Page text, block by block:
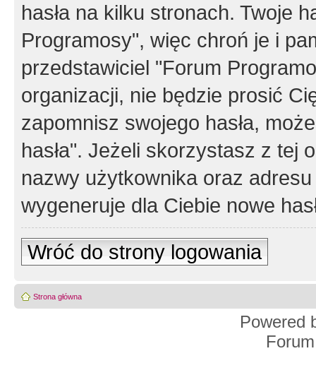
hasła na kilku stronach. Twoje
Programosy", więc chroń je i
przedstawiciel "Forum
organizacji, nie będzie prosić
zapomnisz swojego hasła,
hasła". Jeżeli skorzystasz z tej
nazwy użytkownika oraz
wygeneruje dla Ciebie nowe
Wróć do strony logowania
Strona główna
Powered